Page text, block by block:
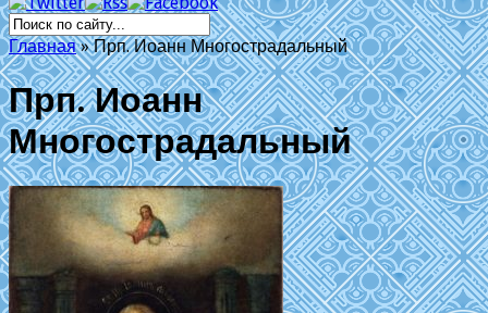
Главная »Прп. Иоанн Многострадальный
Прп. Иоанн
Многострадальный